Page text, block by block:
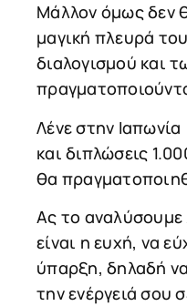
Μάλλον όμως δεν
μαγική πλευρά
διαλογισμού και
Λένε στην Ιαπωνία
και διπλώσεις
θα
Ας το
είναι η ευχή, να
ύπαρξη, δηλαδή
την ενέργειά σου